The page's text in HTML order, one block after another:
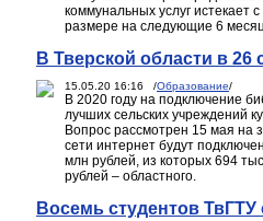
коммунальных услуг истекает
размере на следующие 6
В Тверской области в 26
15.05.20 16:16 /Образование/
В 2020 году на подключение
лучших сельских учреждений
Вопрос рассмотрен 15 мая на
сети интернет будут
млн рублей, из которых 694
рублей – областного.
Восемь студентов